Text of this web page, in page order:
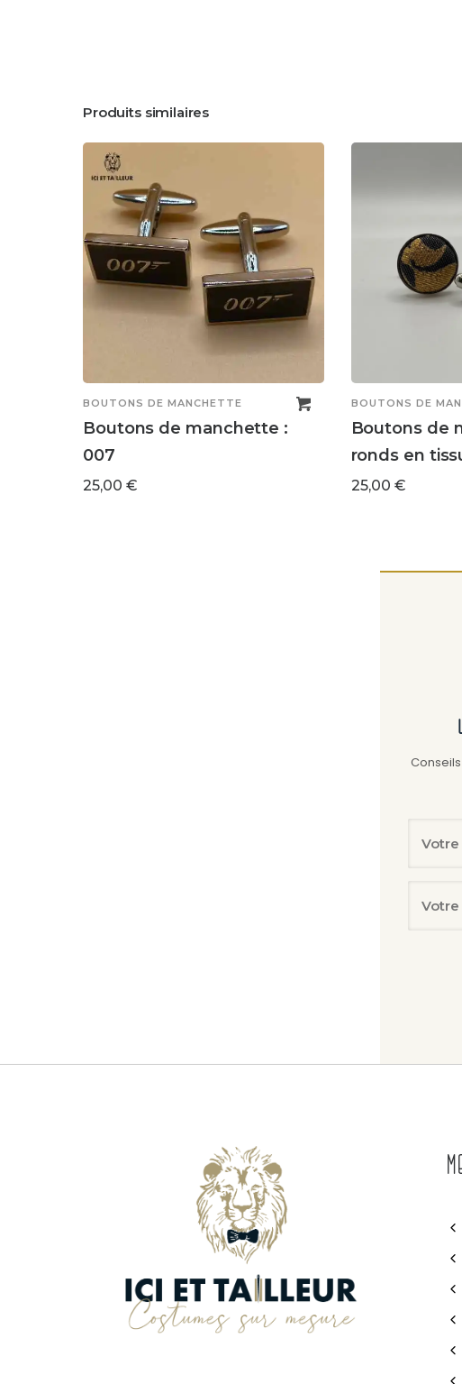
Produits similaires
BOUTONS DE MANCHETTE
Boutons de manchette :
007
25,00 €
BOUTONS DE
Boutons de
ronds en
25,00 €